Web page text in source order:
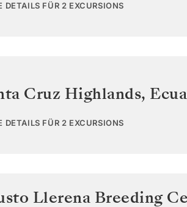
DETAILS FÜR 2 EXCURSIONS
Cruz Highlands,
DETAILS FÜR 2 EXCURSIONS
Llerena Breeding